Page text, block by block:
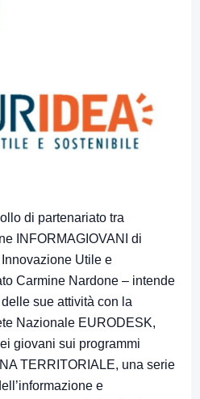
di partenariato tra
INFORMAGIOVANI di
Utile e
Carmine Nardone – intende
sue attività con la
Nazionale EURODESK,
giovani sui programmi
TERRITORIALE, una serie
e